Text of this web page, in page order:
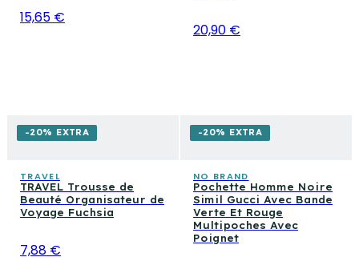
15,65 €
20,90 €
-20% EXTRA
TRAVEL
TRAVEL Trousse de
Beauté Organisateur de
Voyage Fuchsia
7,88 €
-20% EXTRA
NO BRAND
Pochette Homme Noire
Simil Gucci Avec Bande
Verte Et Rouge
Multipoches Avec
Poignet